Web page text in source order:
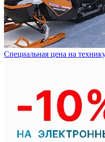
Специальная цена на